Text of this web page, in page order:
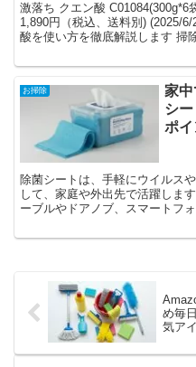
激落ち クエン酸 C01084(300g*6
1,890円（税込、送料別) (2025/
酸を使い方を徹底解説します 掃
お掃除
家
シ
ポ
除菌シートは、手軽にウイルス
して、家庭や外出先で活躍しま
ーブルやドアノブ、スマートフ
め毎
気ア